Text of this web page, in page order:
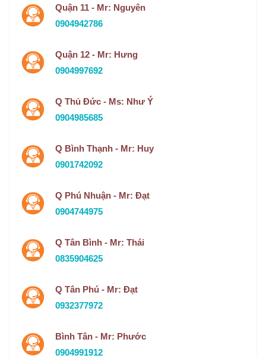
Quận 11 - Mr: Nguyên
0904942786
Quận 12 - Mr: Hưng
0904997692
Q Thủ Đức - Ms: Như Ý
0904985685
Q Bình Thạnh - Mr: Huy
0901742092
Q Phú Nhuận - Mr: Đạt
0904744975
Q Tân Bình - Mr: Thái
0835904625
Q Tân Phú - Mr: Đạt
0932377972
Bình Tân - Mr: Phước
0904991912